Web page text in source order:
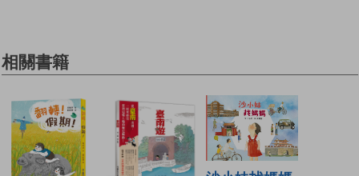
相關書籍